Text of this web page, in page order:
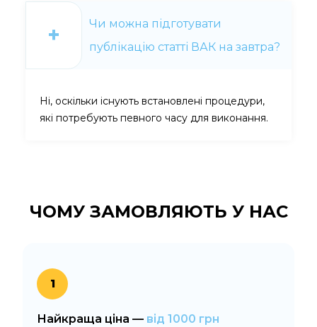
Чи можна підготувати
публікацію статті ВАК на завтра?
Ні, оскільки існують встановлені процедури,
які потребують певного часу для виконання.
ЧОМУ ЗАМОВЛЯЮТЬ У НАС
1
Найкраща ціна — від 1000 грн